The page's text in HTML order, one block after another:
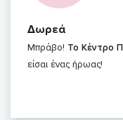
Δωρεά
Μπράβο! Το Κέντρο
είσαι ένας ήρωας!